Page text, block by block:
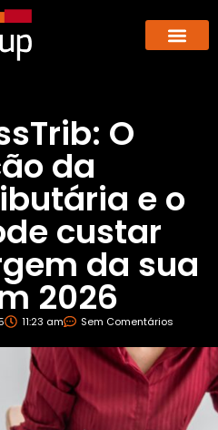
O
da
e o
custar
da sua
2026
11:23 am Sem Comentários